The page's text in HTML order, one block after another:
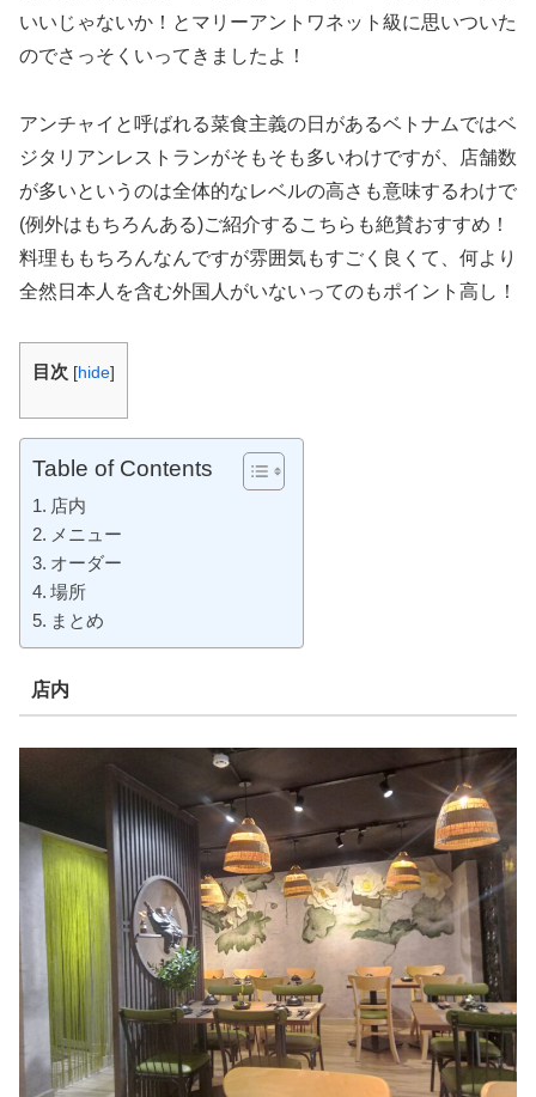
いいじゃないか！とマリーアントワネット級に思いついた
のでさっそくいってきましたよ！
アンチャイと呼ばれる菜食主義の日があるベトナムではベ
ジタリアンレストランがそもそも多いわけですが、店舗数
が多いというのは全体的なレベルの高さも意味するわけで
(例外はもちろんある)ご紹介するこちらも絶賛おすすめ！
料理ももちろんなんですが雰囲気もすごく良くて、何より
全然日本人を含む外国人がいないってのもポイント高し！
目次 [hide]
Table of Contents
店内
メニュー
オーダー
場所
まとめ
店内